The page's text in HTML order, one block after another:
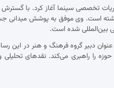
از سال ۱۳۹۲ با نقد فیلم برای نشریات تخصصی سینما
است. وی موفق به پوشش
بین‌المللی شده است.
و به عنوان دبیر گروه فرهنگ و هنر در
را راهبری می‌کند. نقدهای